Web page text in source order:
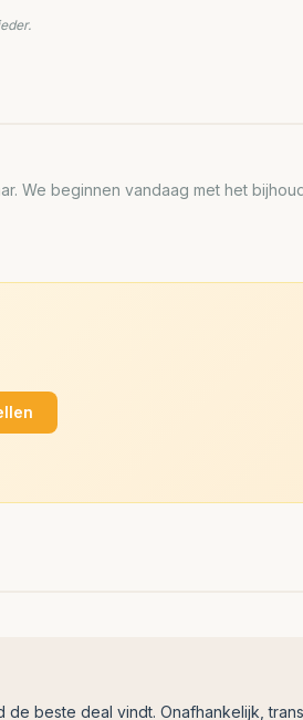
We beginnen vandaag met het
beste deal vindt. Onafhankelijk,